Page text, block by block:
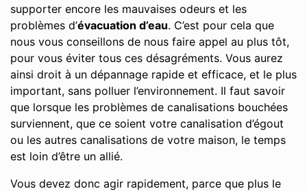
supporter encore les mauvaises odeurs et les
problèmes d’évacuation d’eau. C’est pour cela que
nous vous conseillons de nous faire appel au plus tôt,
pour vous éviter tous ces désagréments. Vous aurez
ainsi droit à un dépannage rapide et efficace, et le plus
important, sans polluer l’environnement. Il faut savoir
que lorsque les problèmes de canalisations bouchées
surviennent, que ce soient votre canalisation d’égout
ou les autres canalisations de votre maison, le temps
est loin d’être un allié.
Vous devez donc agir rapidement, parce que plus le